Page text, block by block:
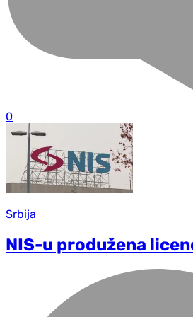
0
Srbija
NIS-u produžena